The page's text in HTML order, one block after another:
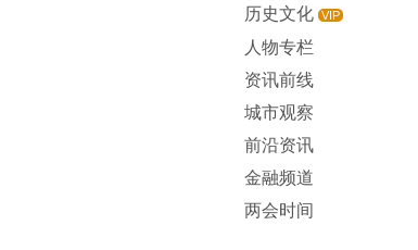
历史文化 VIP
人物专栏
资讯前线
城市观察
前沿资讯
金融频道
两会时间